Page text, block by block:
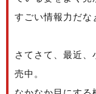
すごい情報力だな
さてさて、最近、
売中。